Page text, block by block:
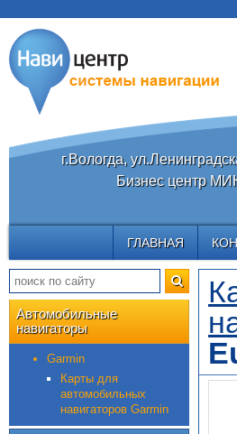
г.Вологда,
Бизнес центр
ГЛАВНАЯ
Автомобильные
навигаторы
Garmin
Карты для
автомобильных
навигаторов Garmin